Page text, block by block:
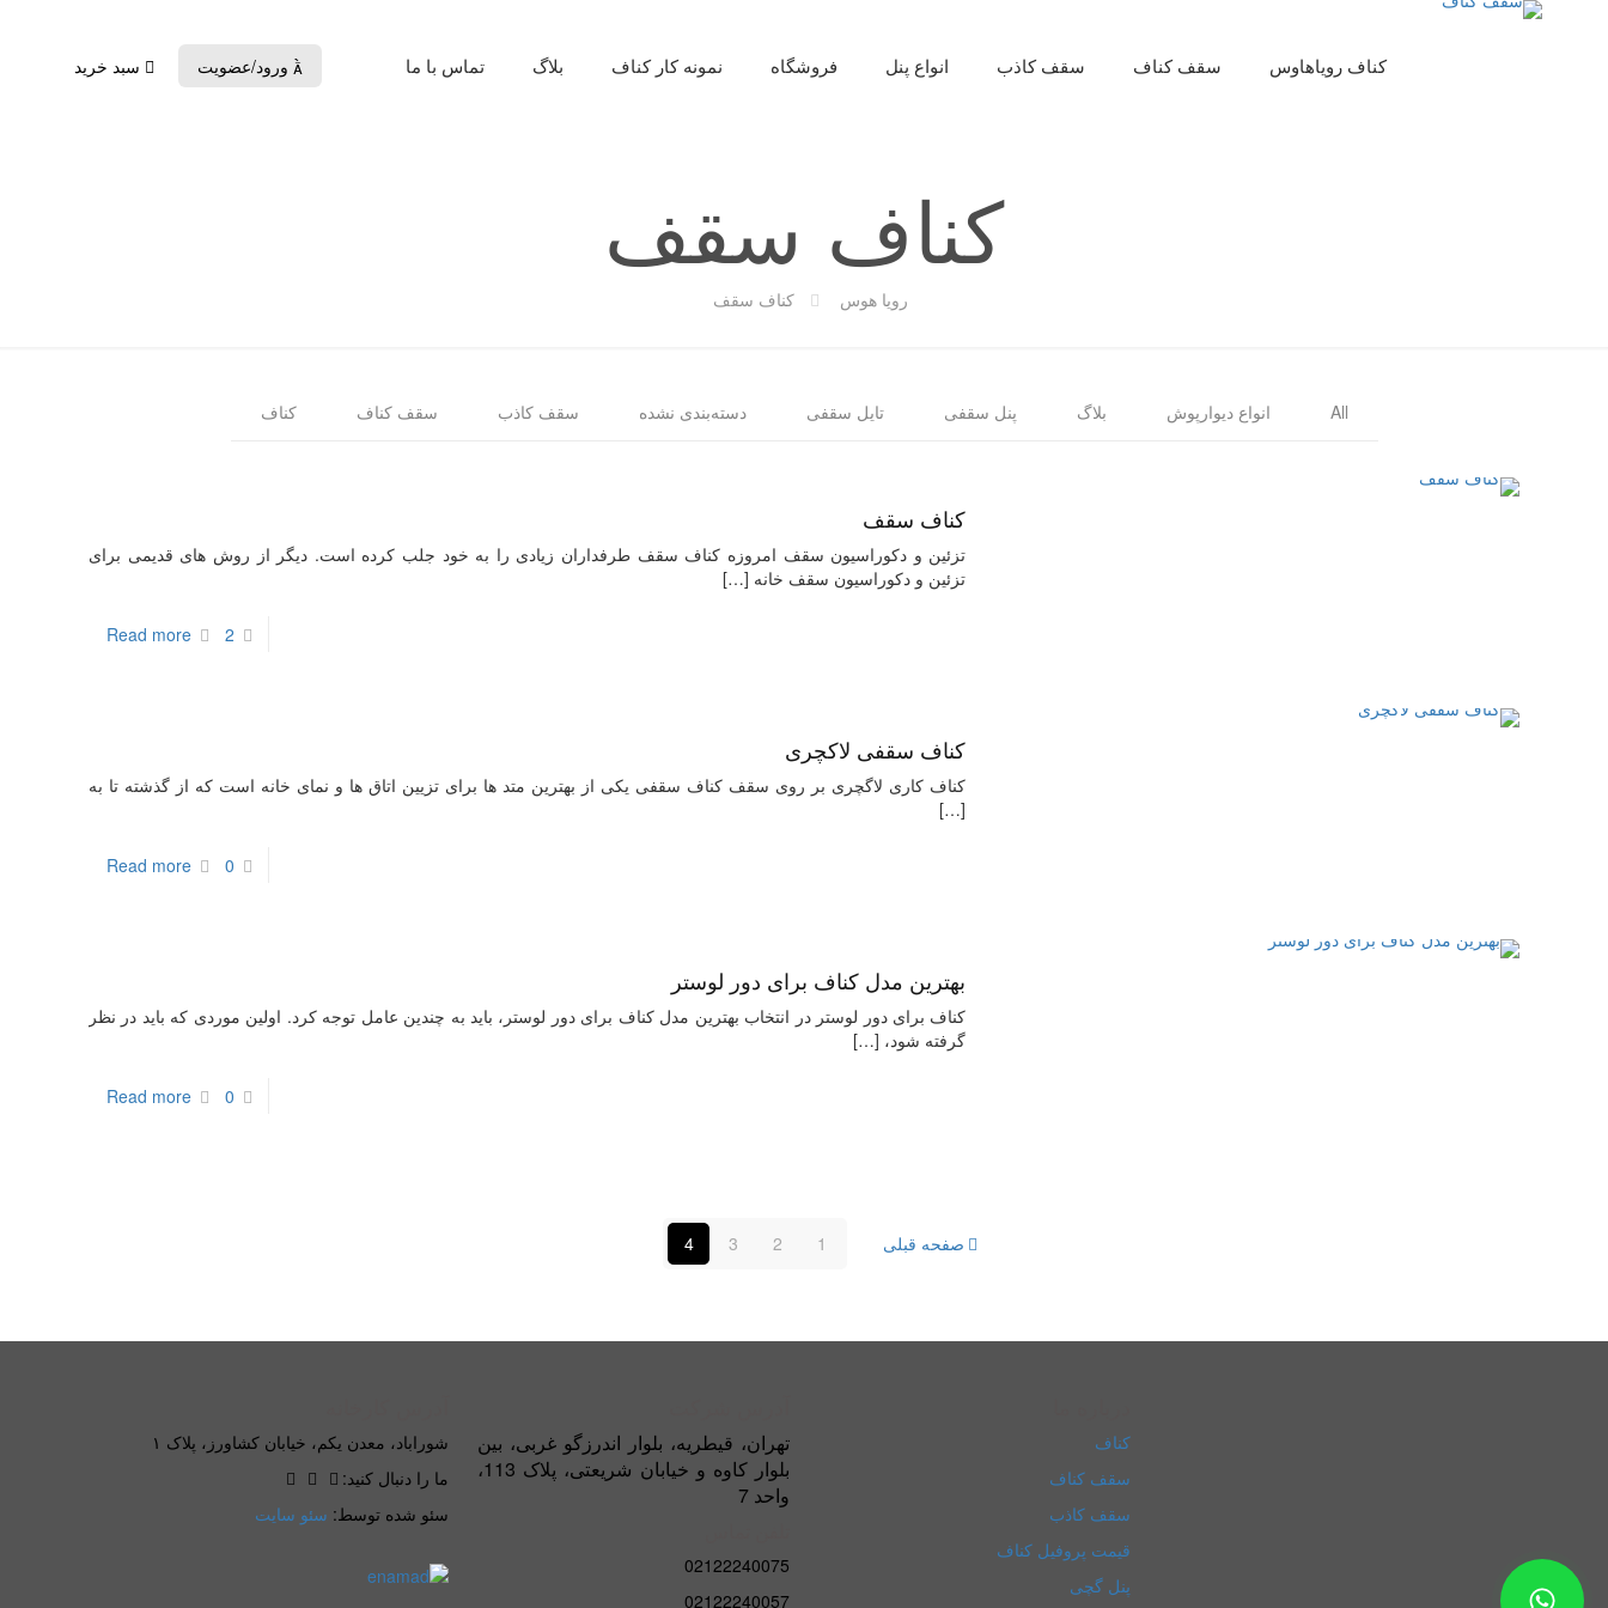
کناف رویاهاوس سقف کناف سقف کاذب انواع پنل فروشگاه نمونه کار کناف بلاگ تماس با ما  ورود/عضویت سبد خرید
کناف سقف
رویا هوس کناف سقف
All انواع دیوارپوش بلاگ پنل سقفی تایل سقفی دسته‌بندی نشده سقف کاذب سقف کناف کناف
کناف سقف
تزئین و دکوراسیون سقف امروزه کناف سقف طرفداران زیادی را به خود جلب کرده است. دیگر از روش های قدیمی برای
تزئین و دکوراسیون سقف خانه […]
2
Read more
کناف سقفی لاکچری
کناف کاری لاگچری بر روی سقف کناف سقفی یکی از بهترین متد ها برای تزیین اتاق ها و نمای خانه است که از گذشته تا به
[…]
0
Read more
بهترین مدل کناف برای دور لوستر
کناف برای دور لوستر در انتخاب بهترین مدل کناف برای دور لوستر، باید به چندین عامل توجه کرد. اولین موردی که باید در نظر
گرفته شود، […]
0
Read more
صفحه قبلی 1
2
3
4
کناف
سقف کناف
سقف کاذب
قیمت پروفیل کناف
پنل گچی
تهران، قیطریه، بلوار اندرزگو غربی، بین
بلوار کاوه و خیابان شریعتی، پلاک 113،
واحد 7
02122240075
02122240057
شوراباد، معدن یکم، خیابان کشاورز، پلاک ۱
ما را دنبال کنید:
سئو شده توسط: سئو سایت